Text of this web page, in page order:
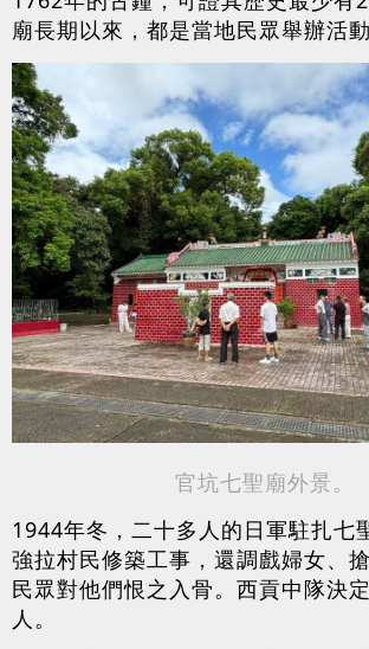
廟長期以來，都是當地民眾舉辦活
官坑七聖廟外景。
1944年冬，二十多人的日軍駐扎七
強拉村民修築工事，還調戲婦女、
民眾對他們恨之入骨。西貢中隊決
人。